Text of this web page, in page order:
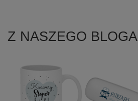
Z NASZEGO BLOGA